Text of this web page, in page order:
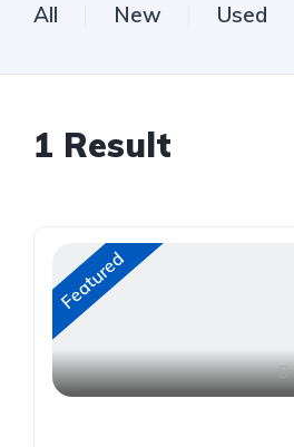
All New Used
1 Result
Featured